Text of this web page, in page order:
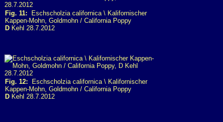
Fig. 11: Eschscholzia californica \ Kalifornischer
Kappen-Mohn, Goldmohn / California Poppy
D Kehl 28.7.2012
Fig. 12: Eschscholzia californica \ Kalifornischer
Kappen-Mohn, Goldmohn / California Poppy
D Kehl 28.7.2012